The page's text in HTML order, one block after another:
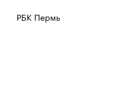
РБК Пермь